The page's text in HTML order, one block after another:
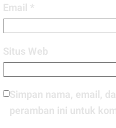
Email *
Situs Web
Simpan nama, email,
peramban ini untuk